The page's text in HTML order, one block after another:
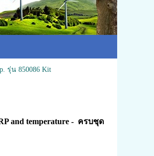
รุ่น 850086 Kit
and temperature - ครบชุด